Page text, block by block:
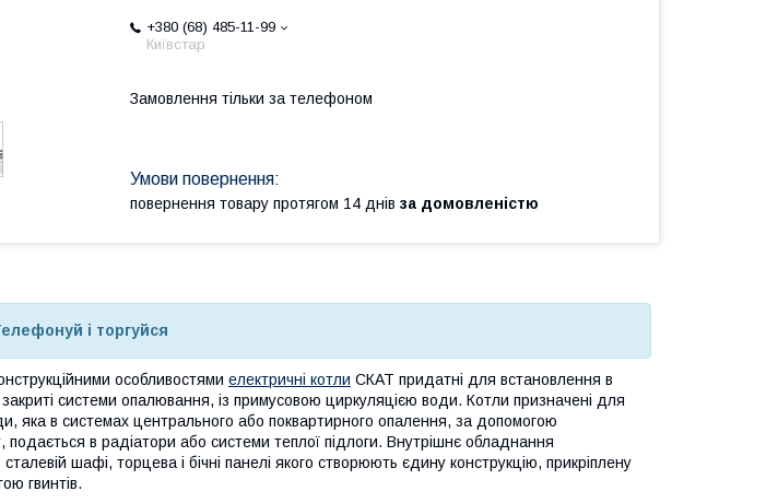
+380 (68) 485-11-99
Київстар
Замовлення тільки за телефоном
повернення товару протягом 14 днів за домовленістю
і торгуйся
особливостями електричні котли СКАТ придатні для встановлення в
системи опалювання, із примусовою циркуляцією води. Котли призначені для
яка в системах центрального або поквартирного опалення, за допомогою
подається в радіатори або системи теплої підлоги. Внутрішнє обладнання
шафі, торцева і бічні панелі якого створюють єдину конструкцію, прикріплену
гвинтів.